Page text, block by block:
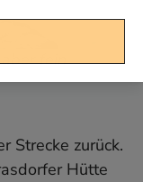
fein
Strecke zurück.
Hütte